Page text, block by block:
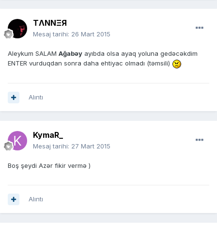
TΛNNΞЯ
Mesaj tarihi: 26 Mart 2015
Aleykum SALAM Ağabəy ayıbda olsa ayaq yoluna gedəcəkdim
ENTER vurduqdan sonra daha ehtiyac olmadı (təmsili)
Alıntı
KymaR_
Mesaj tarihi: 27 Mart 2015
Boş şeydi Azər fikir vermə )
Alıntı